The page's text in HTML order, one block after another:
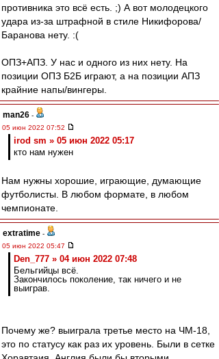
противника это всё есть. ;) А вот молодецкого
удара из-за штрафной в стиле Никифорова/
Баранова нету. :(
ОПЗ+АПЗ. У нас и одного из них нету. На
позиции ОПЗ Б2Б играют, а на позиции АПЗ
крайние напы/вингеры.
man26 -
05 июн 2022 07:52
irod sm » 05 июн 2022 05:17
кто нам нужен
Нам нужны хорошие, играющие, думающие
футболисты. В любом формате, в любом
чемпионате.
extratime -
05 июн 2022 05:47
Den_777 » 04 июн 2022 07:48
Бельгийцы всё.
Закончилось поколение, так ничего и не
выиграв.
Почему же? выиграла третье место на ЧМ-18,
это по статусу как раз их уровень. Были в сетке